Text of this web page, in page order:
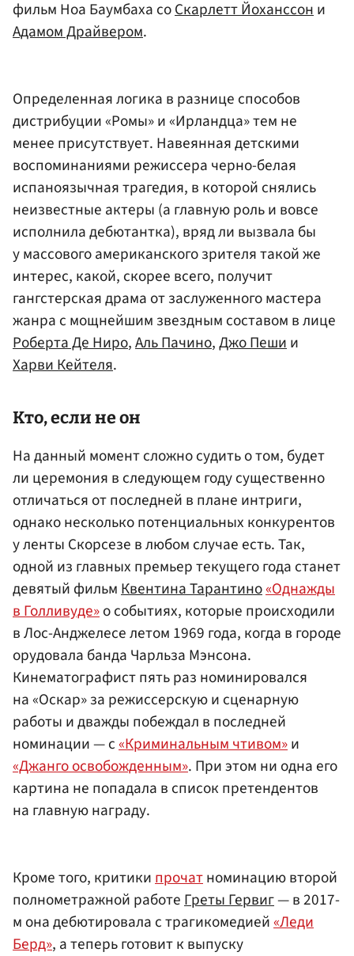
фильм Ноа Баумбаха соСкарлетт Йоханссони
Адамом Драйвером.
Определенная логика в разнице способов
дистрибуции «Ромы» и «Ирландца» тем не
менее присутствует. Навеянная детскими
воспоминаниями режиссера черно-белая
испаноязычная трагедия, в которой снялись
неизвестные актеры (а главную роль и вовсе
исполнила дебютантка), вряд ли вызвала бы
у массового американского зрителя такой же
интерес, какой, скорее всего, получит
гангстерская драма от заслуженного мастера
жанра с мощнейшим звездным составом в лице
Роберта Де Ниро,Аль Пачино,Джо Пешии
Харви Кейтеля.
Кто, если не он
На данный момент сложно судить о том, будет
ли церемония в следующем году существенно
отличаться от последней в плане интриги,
однако несколько потенциальных конкурентов
у ленты Скорсезе в любом случае есть. Так,
одной из главных премьер текущего года станет
девятый фильмКвентина Тарантино«Однажды
в Голливуде»о событиях, которые происходили
в Лос-Анджелесе летом 1969 года, когда в городе
орудовала банда Чарльза Мэнсона.
Кинематографист пять раз номинировался
на «Оскар» за режиссерскую и сценарную
работы и дважды побеждал в последней
номинации — с«Криминальным чтивом»и
«Джанго освобожденным». При этом ни одна его
картина не попадала в список претендентов
на главную награду.
Кроме того, критикипрочатноминацию второй
полнометражной работеГреты Гервиг— в 2017-
м она дебютировала с трагикомедией«Леди
Берд», а теперь готовит к выпуску